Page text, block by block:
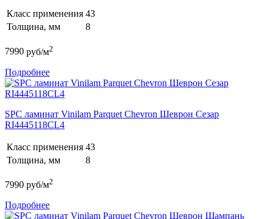
Класс применения 43
Толщина, мм
8
7990 руб/м2
Подробнее
SPC ламинат Vinilam Parquet Chevron Шеврон Сезар
RI4445118CL4
Класс применения 43
Толщина, мм
8
7990 руб/м2
Подробнее